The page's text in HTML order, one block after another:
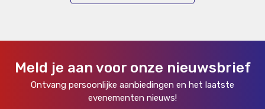
Meld je aan voor onze nieuwsbrief
Ontvang persoonlijke aanbiedingen en het laatste
evenementen nieuws!